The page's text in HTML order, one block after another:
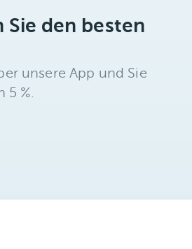
den besten
unsere App und Sie
%.